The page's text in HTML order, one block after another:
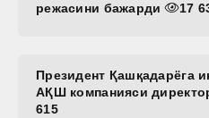
режасини бажарди
17
Президент Қашқадарёга
АҚШ компанияси
615